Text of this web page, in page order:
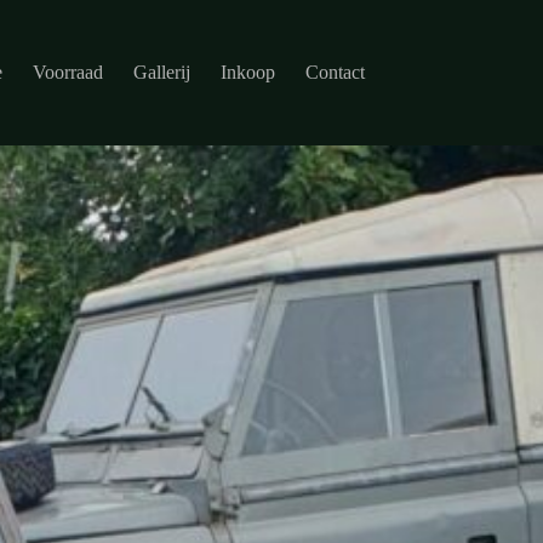
Voorraad Gallerij Inkoop Contact